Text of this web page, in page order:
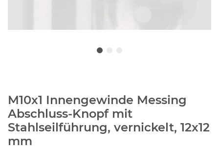
M10x1 Innengewinde Messing
Abschluss-Knopf mit
Stahlseilführung, vernickelt, 12x12
mm